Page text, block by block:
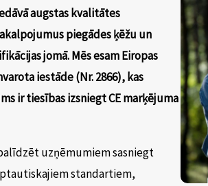
augstas kvalitātes
piegādes ķēžu un
jomā. Mēs esam Eiropas
iestāde (Nr. 2866), kas
ir tiesības izsniegt CE marķējuma
uzņēmumiem sasniegt
standartiem,